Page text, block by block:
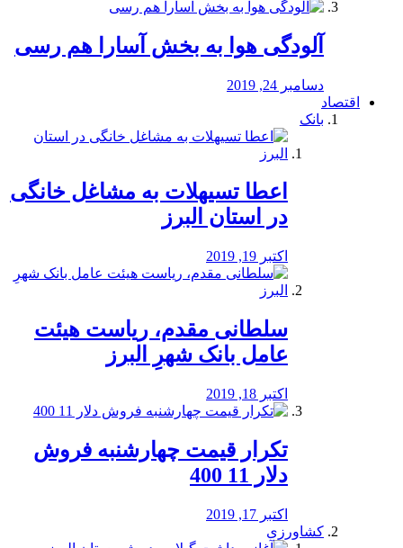
آلودگی هوا به بخش آسارا هم رسی
دسامبر 24, 2019
اقتصاد
بانک
️اعطا تسیهلات به مشاغل خانگی
در استان البرز
اکتبر 19, 2019
سلطانی مقدم، ریاست هیئت
عامل بانک شهرِ البرز
اکتبر 18, 2019
تکرار قیمت چهارشنبه فروش
دلار 11 400
اکتبر 17, 2019
کشاورزی